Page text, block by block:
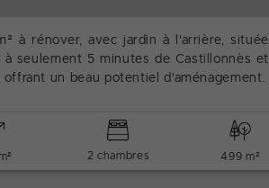
à rénover, avec jardin à l'arrière, située
seulement 5 minutes de Castillonnès et
un beau potentiel d'aménagement.
2 chambres 499 m²